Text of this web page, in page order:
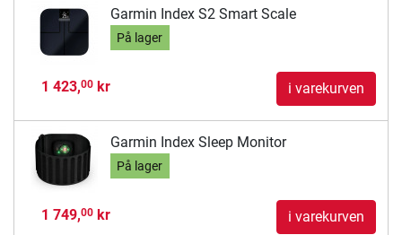
Garmin Index S2 Smart Scale
På lager
1 423,00kr i varekurven
Garmin Index Sleep Monitor
På lager
1 749,00kr i varekurven